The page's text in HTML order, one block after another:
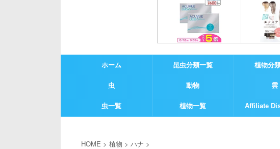
ホーム 昆虫分類一覧 植物分
虫 動物 雲
虫一覧 植物一覧 Affiliate
HOME > 植物 > ハナ >